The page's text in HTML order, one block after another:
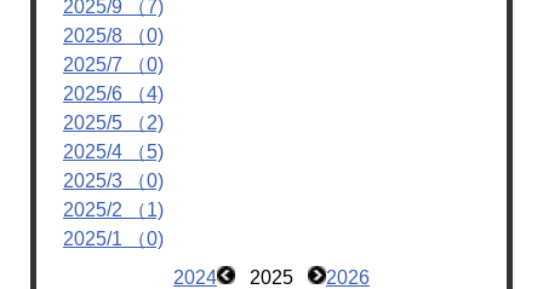
2025/9 （7)
2025/8 （0)
2025/7 （0)
2025/6 （4)
2025/5 （2)
2025/4 （5)
2025/3 （0)
2025/2 （1)
2025/1 （0)
2024
2025 2026